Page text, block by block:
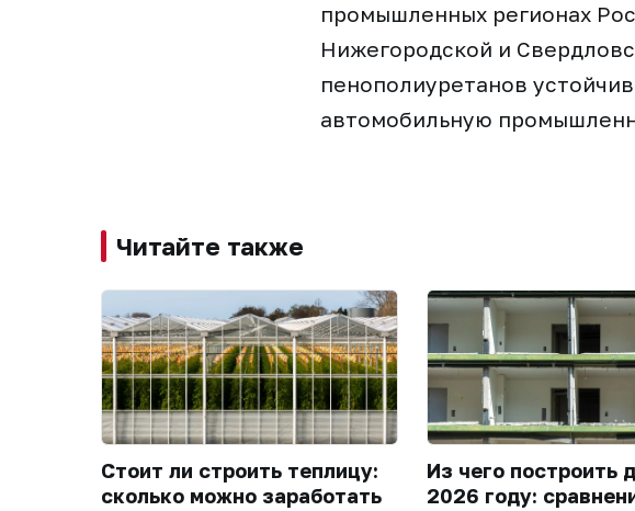
промышленных регионах
Нижегородской и
пенополиуретанов
автомобильную
Читайте также
Стоит ли строить теплицу:
сколько можно заработать
Из чего построить
2026 году: